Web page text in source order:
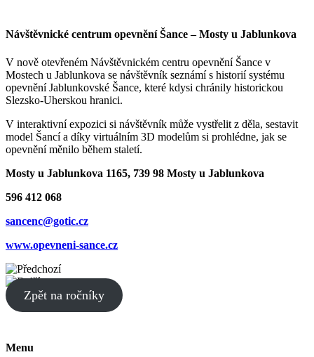
Návštěvnické centrum opevnění Šance – Mosty u Jablunkova
V nově otevřeném Návštěvnickém centru opevnění Šance v
Mostech u Jablunkova se návštěvník seznámí s historií systému
opevnění Jablunkovské Šance, které kdysi chránily historickou
Slezsko-Uherskou hranici.
V interaktivní expozici si návštěvník může vystřelit z děla, sestavit
model Šancí a díky virtuálním 3D modelům si prohlédne, jak se
opevnění měnilo během staletí.
Mosty u Jablunkova 1165, 739 98 Mosty u Jablunkova
596 412 068
sancenc@gotic.cz
www.opevneni-sance.cz
Zpět na ročníky
Menu